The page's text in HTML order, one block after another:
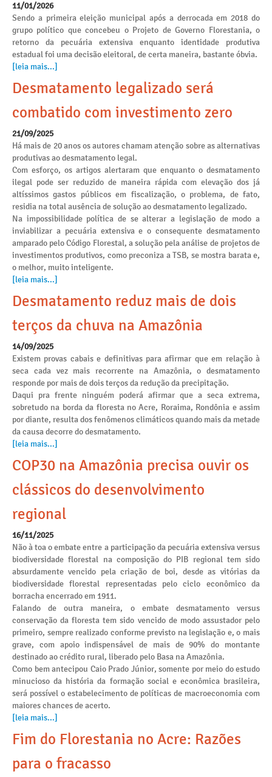
11/01/2026
Sendo a primeira eleição municipal após a derrocada em 2018 do
grupo político que concebeu o Projeto de Governo Florestania, o
retorno da pecuária extensiva enquanto identidade produtiva
estadual foi uma decisão eleitoral, de certa maneira, bastante óbvia.
[leia mais...]
Desmatamento legalizado será
combatido com investimento zero
21/09/2025
Há mais de 20 anos os autores chamam atenção sobre as alternativas
produtivas ao desmatamento legal.
Com esforço, os artigos alertaram que enquanto o desmatamento
ilegal pode ser reduzido de maneira rápida com elevação dos já
altíssimos gastos públicos em fiscalização, o problema, de fato,
residia na total ausência de solução ao desmatamento legalizado.
Na impossibilidade política de se alterar a legislação de modo a
inviabilizar a pecuária extensiva e o consequente desmatamento
amparado pelo Código Florestal, a solução pela análise de projetos de
investimentos produtivos, como preconiza a TSB, se mostra barata e,
o melhor, muito inteligente.
[leia mais...]
Desmatamento reduz mais de dois
terços da chuva na Amazônia
14/09/2025
Existem provas cabais e definitivas para afirmar que em relação à
seca cada vez mais recorrente na Amazônia, o desmatamento
responde por mais de dois terços da redução da precipitação.
Daqui pra frente ninguém poderá afirmar que a seca extrema,
sobretudo na borda da floresta no Acre, Roraima, Rondônia e assim
por diante, resulta dos fenômenos climáticos quando mais da metade
da causa decorre do desmatamento.
[leia mais...]
COP30 na Amazônia precisa ouvir os
clássicos do desenvolvimento
regional
16/11/2025
Não à toa o embate entre a participação da pecuária extensiva versus
biodiversidade florestal na composição do PIB regional tem sido
absurdamente vencido pela criação de boi, desde as vitórias da
biodiversidade florestal representadas pelo ciclo econômico da
borracha encerrado em 1911.
Falando de outra maneira, o embate desmatamento versus
conservação da floresta tem sido vencido de modo assustador pelo
primeiro, sempre realizado conforme previsto na legislação e, o mais
grave, com apoio indispensável de mais de 90% do montante
destinado ao crédito rural, liberado pelo Basa na Amazônia.
Como bem antecipou Caio Prado Júnior, somente por meio do estudo
minucioso da história da formação social e econômica brasileira,
será possível o estabelecimento de políticas de macroeconomia com
maiores chances de acerto.
[leia mais...]
Fim do Florestania no Acre: Razões
para o fracasso